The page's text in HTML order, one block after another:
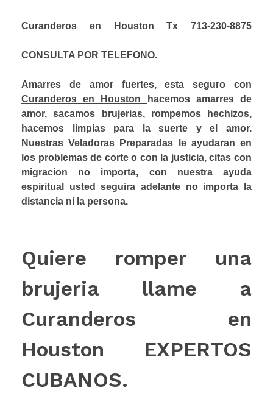
Curanderos en Houston Tx 713-230-8875
CONSULTA POR TELEFONO.
Amarres de amor fuertes, esta seguro con
Curanderos en Houston
hacemos amarres de
amor, sacamos brujerias, rompemos hechizos,
hacemos limpias para la suerte y el amor.
Nuestras Veladoras Preparadas le ayudaran en
los problemas de corte o con la justicia, citas con
migracion no importa, con nuestra ayuda
espiritual usted seguira adelante no importa la
distancia ni la persona.
Quiere romper una
brujeria llame a
Curanderos en
Houston EXPERTOS
CUBANOS.